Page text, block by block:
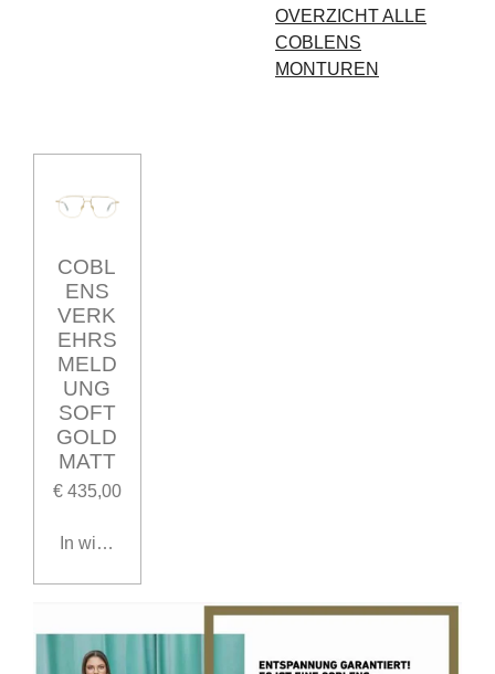
OVERZICHT ALLE
COBLENS
MONTUREN
COBL
ENS
VERK
EHRS
MELD
UNG
SOFT
GOLD
MATT
€ 435,00
In winkelwagen